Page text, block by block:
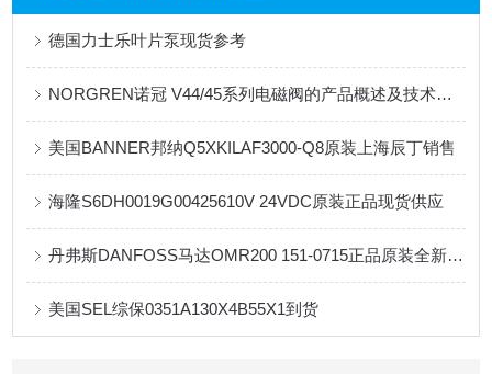
德国力士乐叶片泵现货参考
NORGREN诺冠 V44/45系列电磁阀的产品概述及技术参数
美国BANNER邦纳Q5XKILAF3000-Q8原装上海辰丁销售
海隆S6DH0019G00425610V 24VDC原装正品现货供应
丹弗斯DANFOSS马达OMR200 151-0715正品原装全新现货供应
美国SEL综保0351A130X4B55X1到货